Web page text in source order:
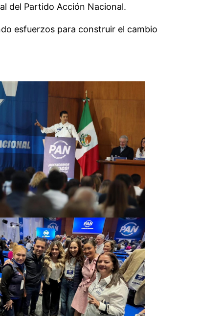
del Partido Acción Nacional.
esfuerzos para construir el cambio